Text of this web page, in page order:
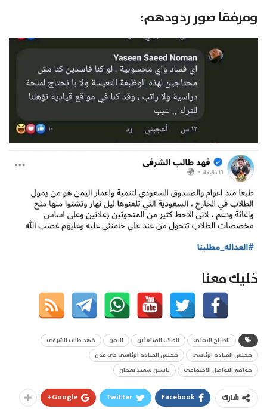
ومرفقا صور ردودهم:
خليك معنا
الصباح اليمني الطلاب المبتعثين اليمن
فهد طالب الشرفي
مجلس القيادة الرئاسي
مجلس القيادة الرئاسي في عدن
مواقع التواصل الاجتماعي
ياسين سعيد نعمان
شارك Facebook
Twitter
Google+